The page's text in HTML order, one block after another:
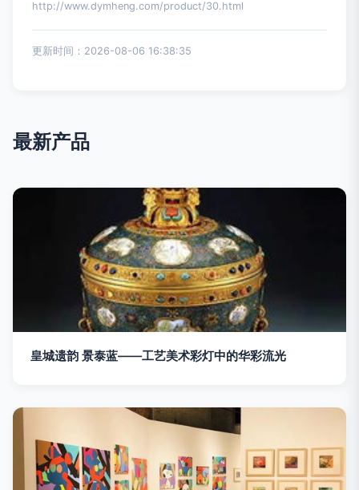
http://www.dymheng.com/product/30.html
更新时间：2026-08-06 16:38:35
最新产品
皇城遗韵 景泰蓝——工艺美术彩灯中的华彩流光